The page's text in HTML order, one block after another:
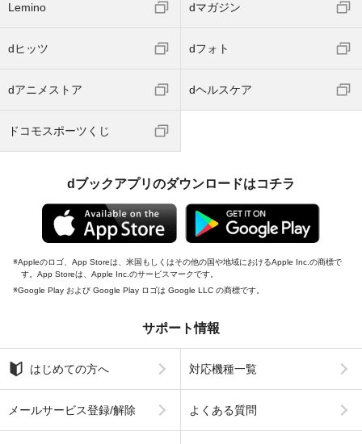
Lemino dマガジン
dヒッツ dフォト
dアニメストア dヘルスケア
ドコモスポーツくじ
dブックアプリのダウンロードはコチラ
Appleのロゴ、App Storeは、米国もしくはその他の国や地域におけるApple Inc.の商標で
す。App Storeは、Apple Inc.のサービスマークです。
Google Play および Google Play ロゴは Google LLC の商標です。
サポート情報
はじめての方へ 対応機種一覧
メールサービス登録/解除 よくある質問